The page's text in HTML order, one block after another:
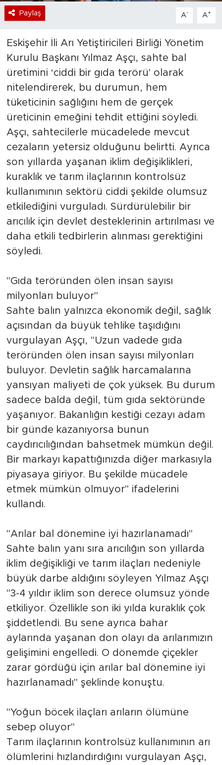
Paylaş A- A+
Eskişehir İli Arı Yetiştiricileri Birliği Yönetim
Kurulu Başkanı Yılmaz Aşçı, sahte bal
üretimini ‘ciddi bir gıda terörü' olarak
nitelendirerek, bu durumun, hem
tüketicinin sağlığını hem de gerçek
üreticinin emeğini tehdit ettiğini söyledi.
Aşçı, sahtecilerle mücadelede mevcut
cezaların yetersiz olduğunu belirtti. Ayrıca
son yıllarda yaşanan iklim değişiklikleri,
kuraklık ve tarım ilaçlarının kontrolsüz
kullanımının sektörü ciddi şekilde olumsuz
etkilediğini vurguladı. Sürdürülebilir bir
arıcılık için devlet desteklerinin artırılması ve
daha etkili tedbirlerin alınması gerektiğini
söyledi.
"Gıda teröründen ölen insan sayısı
milyonları buluyor"
Sahte balın yalnızca ekonomik değil, sağlık
açısından da büyük tehlike taşıdığını
vurgulayan Aşçı, "Uzun vadede gıda
teröründen ölen insan sayısı milyonları
buluyor. Devletin sağlık harcamalarına
yansıyan maliyeti de çok yüksek. Bu durum
sadece balda değil, tüm gıda sektöründe
yaşanıyor. Bakanlığın kestiği cezayı adam
bir günde kazanıyorsa bunun
caydırıcılığından bahsetmek mümkün değil.
Bir markayı kapattığınızda diğer markasıyla
piyasaya giriyor. Bu şekilde mücadele
etmek mümkün olmuyor" ifadelerini
kullandı.
"Arılar bal dönemine iyi hazırlanamadı"
Sahte balın yanı sıra arıcılığın son yıllarda
iklim değişikliği ve tarım ilaçları nedeniyle
büyük darbe aldığını söyleyen Yılmaz Aşçı
"3-4 yıldır iklim son derece olumsuz yönde
etkiliyor. Özellikle son iki yılda kuraklık çok
şiddetlendi. Bu sene ayrıca bahar
aylarında yaşanan don olayı da arılarımızın
gelişimini engelledi. O dönemde çiçekler
zarar gördüğü için arılar bal dönemine iyi
hazırlanamadı" şeklinde konuştu.
"Yoğun böcek ilaçları arıların ölümüne
sebep oluyor"
Tarım ilaçlarının kontrolsüz kullanımının arı
ölümlerini hızlandırdığını vurgulayan Aşçı,